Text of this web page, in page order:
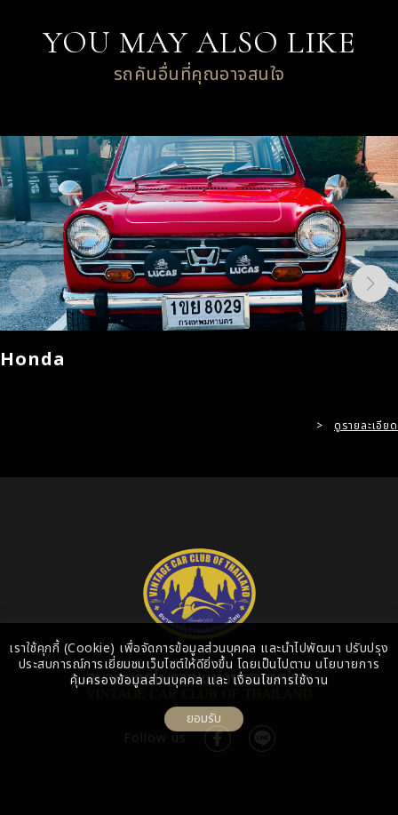
YOU MAY ALSO LIKE
รถคันอื่นที่คุณอาจสนใจ
Honda
> ดูรายละเอียด
เราใช้คุกกี้ (Cookie) เพื่อจัดการข้อมูลส่วนบุคคล และนำไปพัฒนา ปรับปรุง
ประสบการณ์การเยี่ยมชมเว็บไซต์ให้ดียิ่งขึ้น โดยเป็นไปตาม นโยบายการ
คุ้มครองข้อมูลส่วนบุคคล และ เงื่อนไขการใช้งาน
ยอมรับ
Follow us